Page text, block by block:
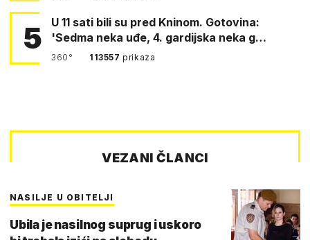
5
U 11 sati bili su pred Kninom. Gotovina:
'Sedma neka uđe, 4. gardijska neka g…
360° 113557prikaza
VEZANI ČLANCI
NASILJE U OBITELJI
Ubila je nasilnog suprug i uskoro